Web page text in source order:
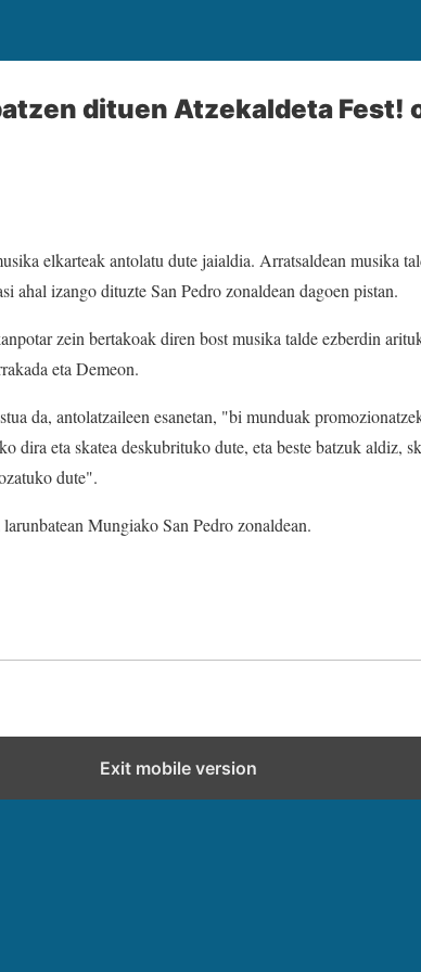
dituen Atzekaldeta Fest!
elkarteak antolatu dute jaialdia. Arratsaldean musika
ahal izango dituzte San Pedro zonaldean dagoen pistan.
zein bertakoak diren bost musika talde ezberdin
eta Demeon.
da, antolatzaileen esanetan, "bi munduak
dira eta skatea deskubrituko dute, eta beste batzuk aldiz,
dute".
Mungiako San Pedro zonaldean.
Exit mobile version